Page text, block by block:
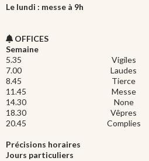
Le lundi : messe à 9h
OFFICES
Semaine
5.35
Vigiles
7.00
Laudes
8.45
Tierce
11.45
Messe
14.30
None
18.30
Vêpres
20.45
Complies
Précisions horaires
Jours particuliers